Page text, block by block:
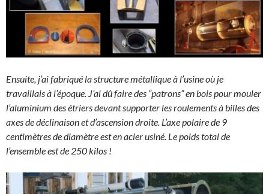
Ensuite, j’ai fabriqué la structure métallique à l’usine où je
travaillais à l’époque. J’ai dû faire des “patrons” en bois pour mouler
l’aluminium des étriers devant supporter les roulements à billes des
axes de déclinaison et d’ascension droite. L’axe polaire de 9
centimètres de diamètre est en acier usiné. Le poids total de
l’ensemble est de 250 kilos !